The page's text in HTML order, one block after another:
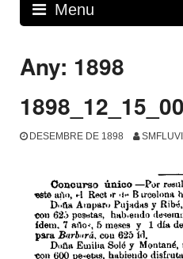
Menu
Any: 1898
DESEMBRE DE 1898